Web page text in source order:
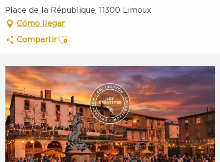
Place de la République, 11300 Limoux
Cómo llegar
CompartirAjouter aux favoris